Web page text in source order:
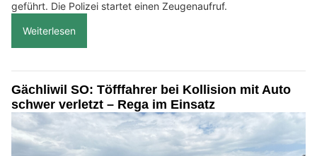
geführt. Die Polizei startet einen Zeugenaufruf.
Weiterlesen
Gächliwil SO: Töfffahrer bei Kollision mit Auto
schwer verletzt – Rega im Einsatz